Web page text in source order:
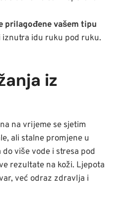
prilagođene vašem tipu
iznutra idu ruku pod ruku.
iz
na vrijeme se sjetim
ali stalne promjene u
više vode i stresa pod
rezultate na koži. Ljepota
već odraz zdravlja i